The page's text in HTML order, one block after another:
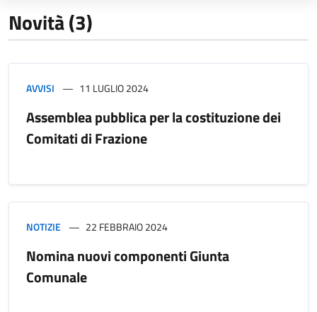
Novità (3)
AVVISI 11 LUGLIO 2024
Assemblea pubblica per la costituzione dei
Comitati di Frazione
NOTIZIE 22 FEBBRAIO 2024
Nomina nuovi componenti Giunta
Comunale